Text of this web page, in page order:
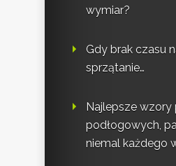
wymiar?
Gdy brak czasu
sprzątanie…
Najlepsze wzory
podłogowych,
niemal każdego